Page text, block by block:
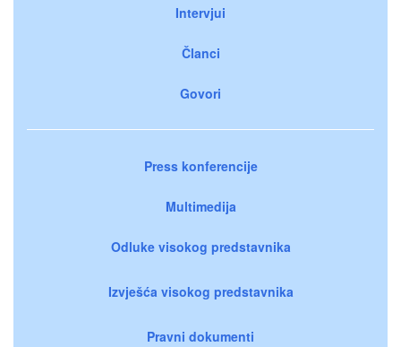
Intervjui
Članci
Govori
Press konferencije
Multimedija
Odluke visokog predstavnika
Izvješća visokog predstavnika
Pravni dokumenti